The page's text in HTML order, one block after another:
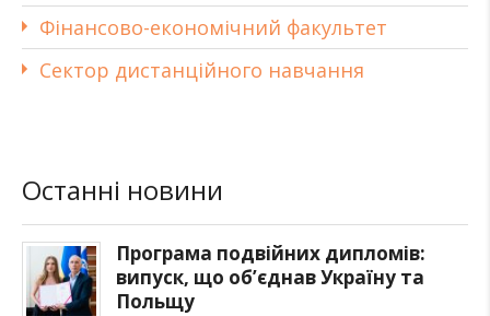
Фінансово-економічний факультет
Сектор дистанційного навчання
Останні новини
Програма подвійних дипломів:
випуск, що об’єднав Україну та
Польщу